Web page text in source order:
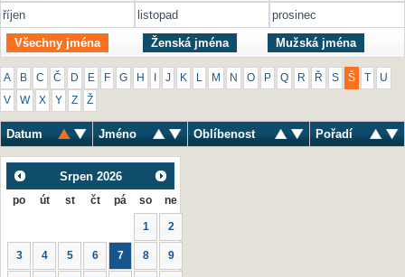
říjen
listopad prosinec
Všechny jména Ženská jména Mužská jména
A B C Č D E F G H J K M N O P Q R Ř S Š U
V W X Y Z Ž
Datum Jméno Oblíbenost Pořadí
Srpen 2026
po út st čt pá so ne
1 2
3 4 5 6 7 8 9